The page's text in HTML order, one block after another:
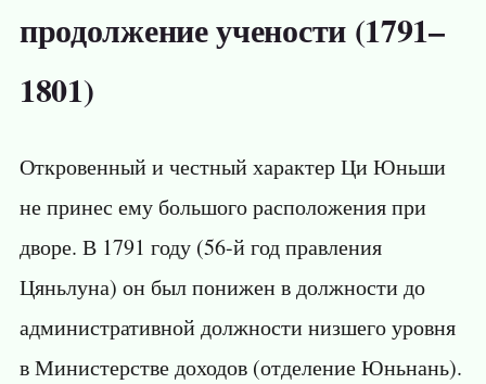
продолжение учености (1791–
1801)
Откровенный и честный характер Ци Юньши
не принес ему большого расположения при
дворе. В 1791 году (56-й год правления
Цяньлуна) он был понижен в должности до
административной должности низшего уровня
в Министерстве доходов (отделение Юньнань).